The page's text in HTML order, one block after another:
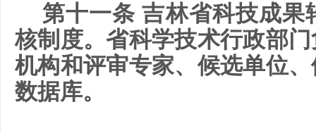
第十一条 吉林省科技成
核制度。省科学技术行政部
机构和评审专家、候选单位
数据库。